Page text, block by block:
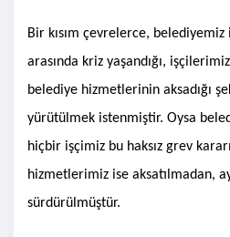
Bir kısım çevrelerce, belediyemiz
arasında kriz yaşandığı,
belediye hizmetlerinin aksadığı
yürütülmek istenmiştir. Oysa
hiçbir işçimiz bu haksız grev
hizmetlerimiz ise aksatılmadan,
sürdürülmüştür.